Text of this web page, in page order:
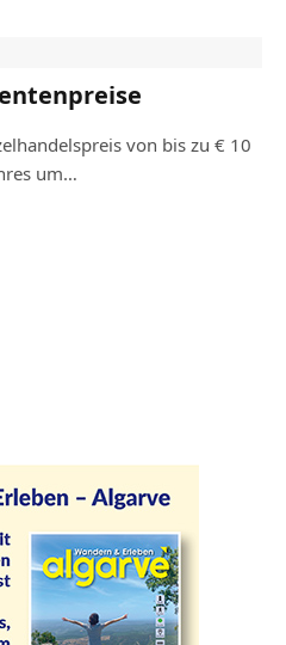
von bis zu € 10
um…